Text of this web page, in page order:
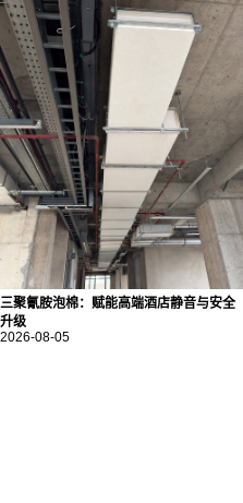
三聚氰胺泡棉：赋能高端酒店静音与安全
升级
2026-08-05